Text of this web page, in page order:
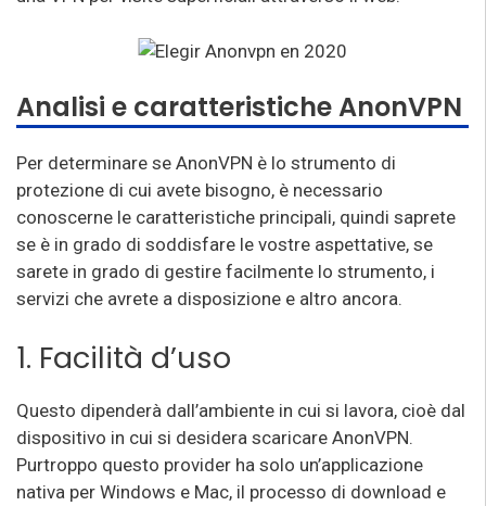
Analisi e caratteristiche AnonVPN
Per determinare se AnonVPN è lo strumento di
protezione di cui avete bisogno, è necessario
conoscerne le caratteristiche principali, quindi saprete
se è in grado di soddisfare le vostre aspettative, se
sarete in grado di gestire facilmente lo strumento, i
servizi che avrete a disposizione e altro ancora.
1. Facilità d’uso
Questo dipenderà dall’ambiente in cui si lavora, cioè dal
dispositivo in cui si desidera scaricare AnonVPN.
Purtroppo questo provider ha solo un’applicazione
nativa per Windows e Mac, il processo di download e